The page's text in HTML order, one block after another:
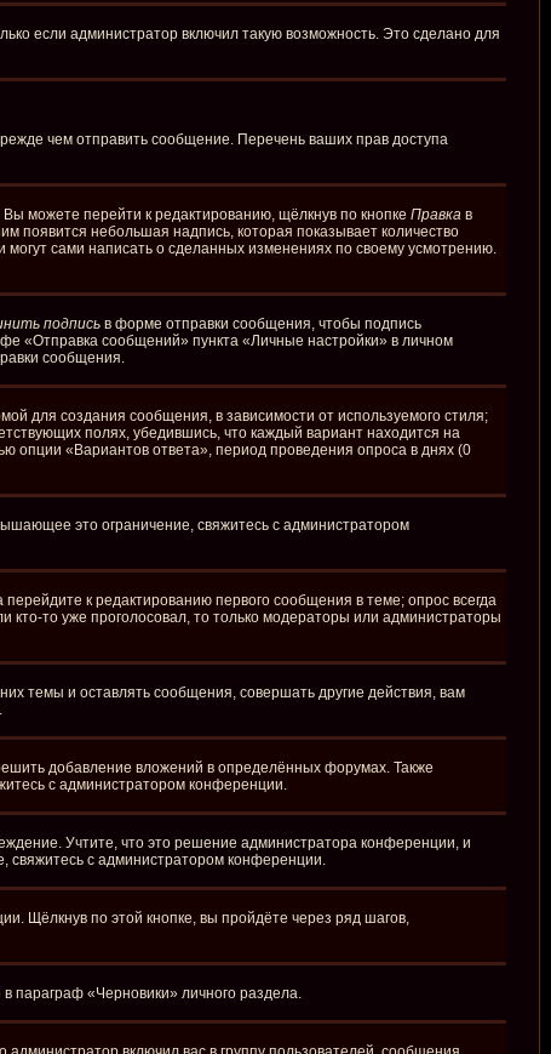
если администратор включил такую возможность. Это сделано для
чем отправить сообщение. Перечень ваших прав доступа
можете перейти к редактированию, щёлкнув по кнопке Правка в
появится небольшая надпись, которая показывает количество
сами написать о сделанных изменениях по своему усмотрению.
подпись в форме отправки сообщения, чтобы подпись
«Отправка сообщений» пункта «Личные настройки» в личном
сообщения.
для создания сообщения, в зависимости от используемого стиля;
полях, убедившись, что каждый вариант находится на
опции «Вариантов ответа», период проведения опроса в днях (0
это ограничение, свяжитесь с администратором
к редактированию первого сообщения в теме; опрос всегда
кто-то уже проголосовал, то только модераторы или администраторы
темы и оставлять сообщения, совершать другие действия, вам
добавление вложений в определённых форумах. Также
с администратором конференции.
Учтите, что это решение администратора конференции, и
свяжитесь с администратором конференции.
Щёлкнув по этой кнопке, вы пройдёте через ряд шагов,
параграф «Черновики» личного раздела.